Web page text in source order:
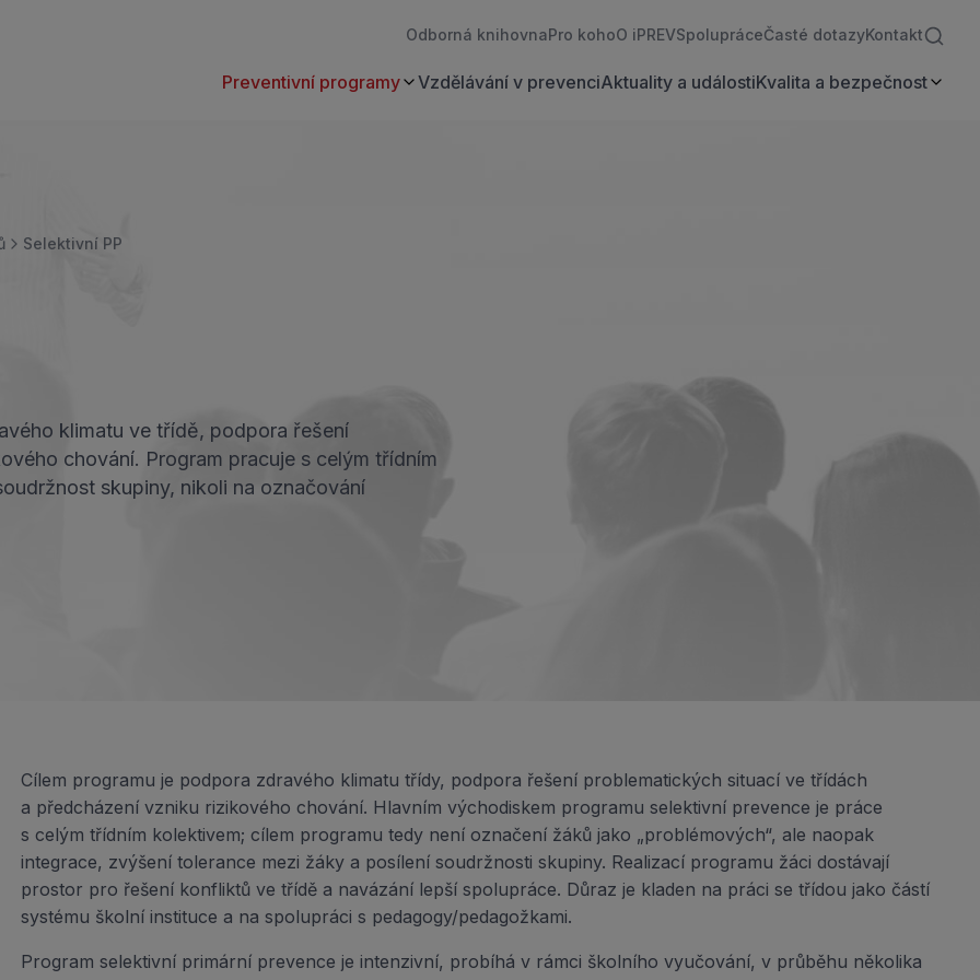
Odborná knihovnaPro kohoO iPREVSpolupráceČasté dotazyKontakt
Preventivní programy Vzdělávání v prevenciAktuality a událostiKvalita a bezpečnost
Selektivní PP
klimatu ve třídě, podpora řešení
chování. Program pracuje s celým třídním
skupiny, nikoli na označování
Cílem programu je podpora zdravého klimatu třídy, podpora řešení problematických situací ve třídách
a předcházení vzniku rizikového chování. Hlavním východiskem programu selektivní prevence je práce
s celým třídním kolektivem; cílem programu tedy není označení žáků jako „problémových“, ale naopak
integrace, zvýšení tolerance mezi žáky a posílení soudržnosti skupiny. Realizací programu žáci dostávají
prostor pro řešení konfliktů ve třídě a navázání lepší spolupráce. Důraz je kladen na práci se třídou jako částí
systému školní instituce a na spolupráci s pedagogy/pedagožkami.
Program selektivní primární prevence je intenzivní, probíhá v rámci školního vyučování, v průběhu několika